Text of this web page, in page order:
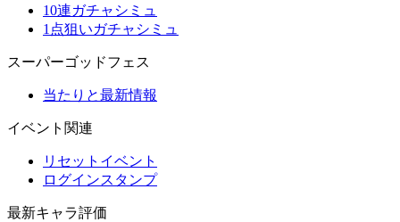
10連ガチャシミュ
1点狙いガチャシミュ
スーパーゴッドフェス
当たりと最新情報
イベント関連
リセットイベント
ログインスタンプ
最新キャラ評価